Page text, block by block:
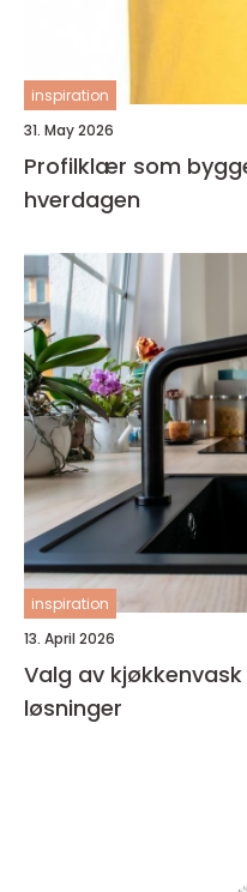
inspiration
31. May 2026
Profilklær som
hverdagen
inspiration
13. April 2026
Valg av kjøkkenvask funksjon, stil og smarte
løsninger